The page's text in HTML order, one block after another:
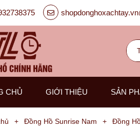
CHỦ GIỚI THIỆU SẢN
+ Đồng Hồ Sunrise Nam + Đồng